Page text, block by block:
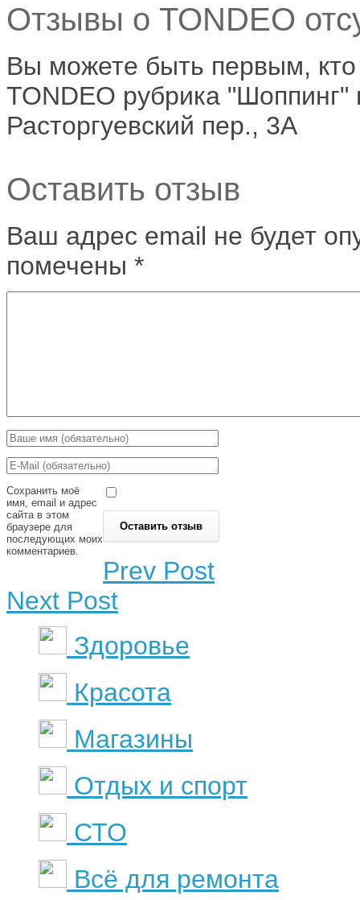
Отзывы о TONDEO
Вы можете быть первым,
TONDEO рубрика
Расторгуевский пер., 3А
Оставить отзыв
Ваш адрес email не будет
помечены *
Сохранить моё
имя, email и адрес
сайта в этом
браузере для
последующих моих
комментариев.
Prev Post
Next Post
Здоровье
Красота
Магазины
Отдых и спорт
СТО
Всё для ремонта